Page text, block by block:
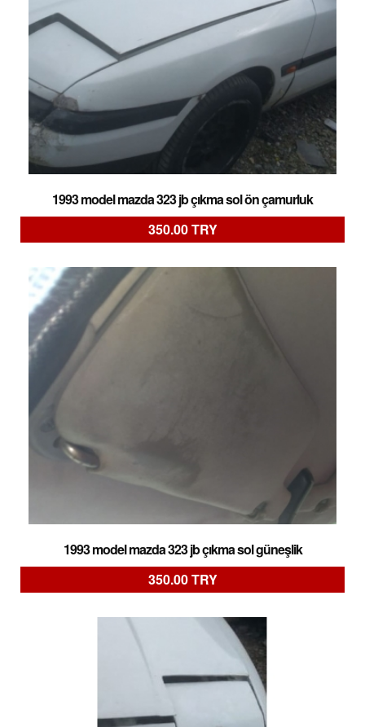
1993 model mazda 323 jb çıkma sol ön çamurluk
350.00 TRY
1993 model mazda 323 jb çıkma sol güneşlik
350.00 TRY